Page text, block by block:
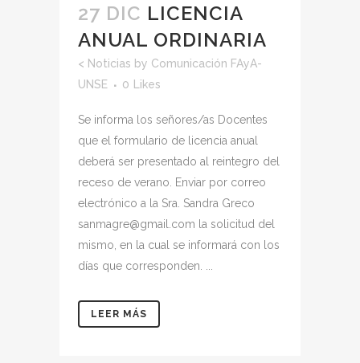
27 DIC LICENCIA
ANUAL ORDINARIA
< Noticias by Comunicación FAyA-
UNSE
0 Likes
Se informa los señores/as Docentes
que el formulario de licencia anual
deberá ser presentado al reintegro del
receso de verano. Enviar por correo
electrónico a la Sra. Sandra Greco
sanmagre@gmail.com la solicitud del
mismo, en la cual se informará con los
días que corresponden. ...
LEER MÁS